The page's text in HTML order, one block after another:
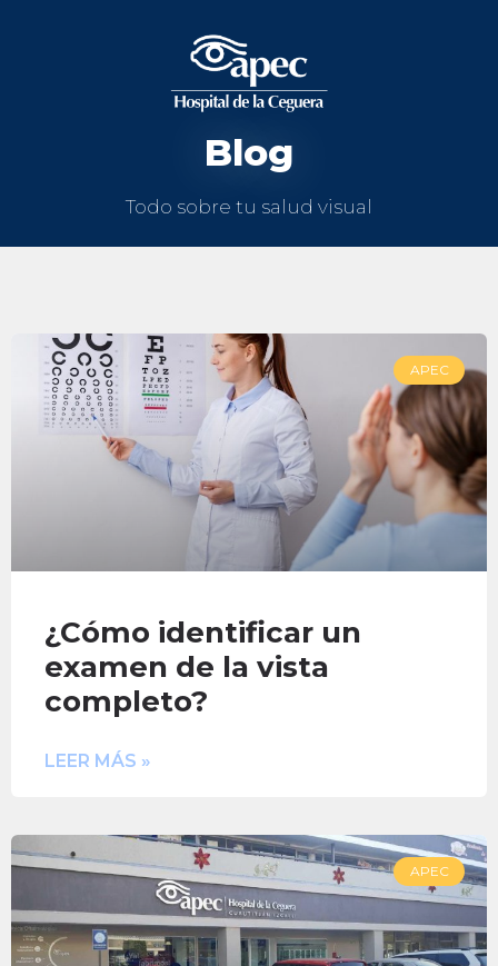
Blog
Todo sobre tu salud visual
APEC
¿Cómo identificar un
examen de la vista
completo?
LEER MÁS »
APEC